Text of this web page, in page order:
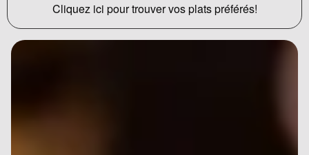
Cliquez ici pour trouver vos plats préférés!